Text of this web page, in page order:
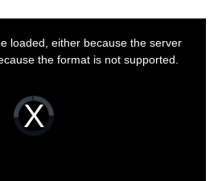
Video
Player
loading.
loaded, either because the server
the format is not supported.